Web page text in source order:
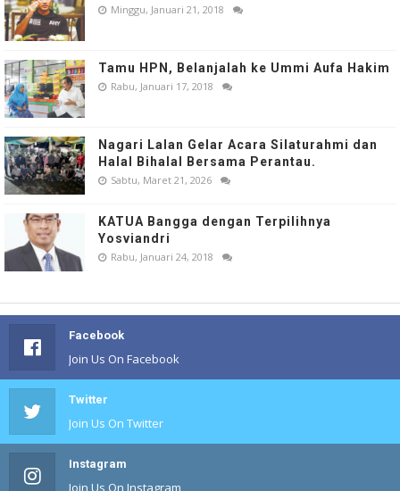
Minggu, Januari 21, 2018
Tamu HPN, Belanjalah ke Ummi Aufa Hakim
Rabu, Januari 17, 2018
Nagari Lalan Gelar Acara Silaturahmi dan
Halal Bihalal Bersama Perantau.
Sabtu, Maret 21, 2026
KATUA Bangga dengan Terpilihnya
Yosviandri
Rabu, Januari 24, 2018
Facebook
Join Us On Facebook
Twitter
Join Us On Twitter
Instagram
Join Us On Instagram